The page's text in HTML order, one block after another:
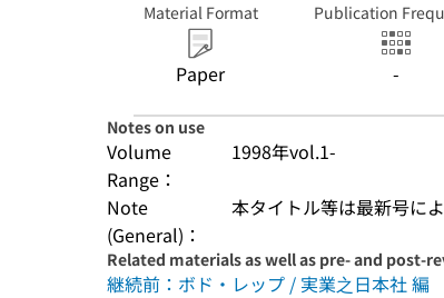
Material Format
Paper
Publication
-
Notes on use
Volume
Range：
1998年vol.1-
Note
(General)：
本タイトル等は最新号に
Related materials as well as pre- and post-
継続前：ボド・レップ / 実業之日本社 編